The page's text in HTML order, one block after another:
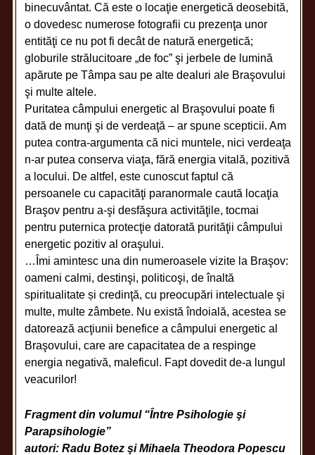
binecuvântat. Că este o locaţie energetică deosebită,
o dovedesc numerose fotografii cu prezenţa unor
entităţi ce nu pot fi decât de natură energetică;
globurile strălucitoare „de foc” şi jerbele de lumină
apărute pe Tâmpa sau pe alte dealuri ale Braşovului
şi multe altele.
Puritatea câmpului energetic al Braşovului poate fi
dată de munţi şi de verdeaţă – ar spune scepticii. Am
putea contra-argumenta că nici muntele, nici verdeaţa
n-ar putea conserva viaţa, fără energia vitală, pozitivă
a locului. De altfel, este cunoscut faptul că
persoanele cu capacităţi paranormale caută locaţia
Braşov pentru a-şi desfăşura activităţile, tocmai
pentru puternica protecţie datorată purităţii câmpului
energetic pozitiv al oraşului.
…Îmi amintesc una din numeroasele vizite la Braşov:
oameni calmi, destinşi, politicoşi, de înaltă
spiritualitate și credinţă, cu preocupări intelectuale şi
multe, multe zâmbete. Nu există îndoială, acestea se
datorează acţiunii benefice a câmpului energetic al
Braşovului, care are capacitatea de a respinge
energia negativă, maleficul. Fapt dovedit de-a lungul
veacurilor!
Fragment din volumul “Între Psihologie şi
Parapsihologie”
autori: Radu Botez şi Mihaela Theodora Popescu